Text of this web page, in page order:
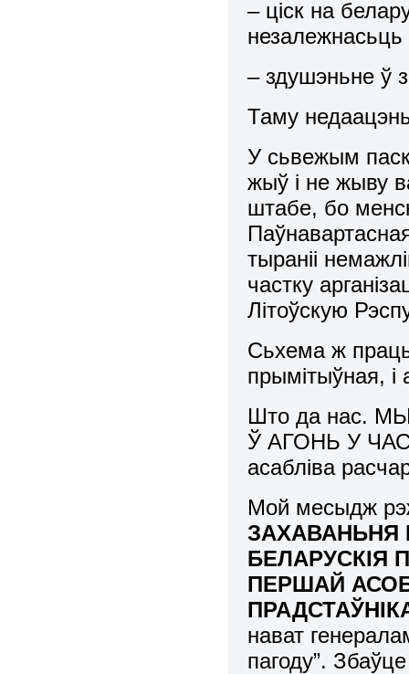
– ціск на
незалежнасьць
– здушэньне ў
Таму
У сьвежым
жыў і не жыву
штабе, бо
тыраніі
частку
Літоўскую
Сьхема ж
прымітыўная, і
Што да нас.
Ў АГОНЬ У
асабліва
Мой месыдж
ЗАХАВАНЬНЯ
БЕЛАРУСКІЯ
ПЕРШАЙ
нават
пагоду”.